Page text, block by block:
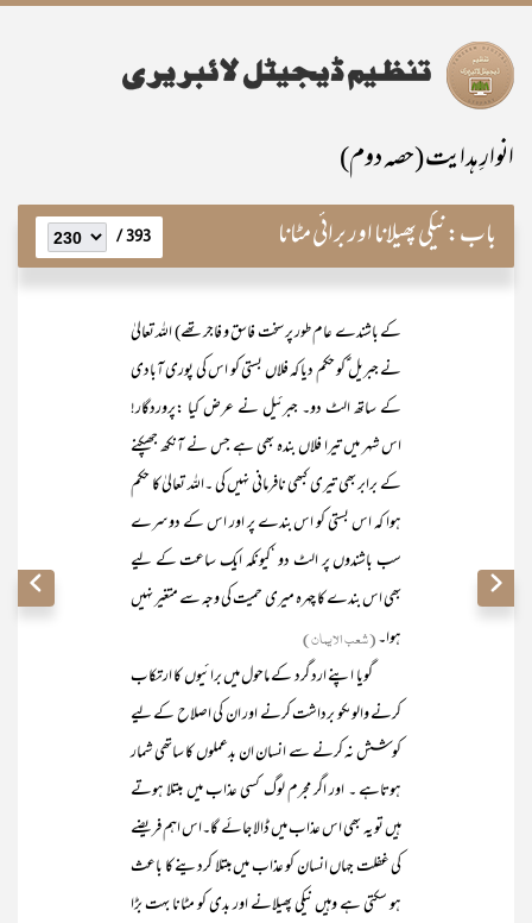
انوارِ ہدایت (حصہ دوم)
باب:نیکی پھیلانا اور برائی مٹانا 393 /
کے باشندے عام طور پر سخت فاسق و فاجر تھے) اللہ تعالیٰ
نے جبریل ؑکو حکم دیا کہ فلاں بستی کو اس کی پوری آبادی
کے ساتھ الٹ دو۔ جبرئیل نے عرض کیا :پروردگار!
اس شہر میں تیرا فلاں بندہ بھی ہے جس نے آنکھ جھپکنے
کے برابر بھی تیری کبھی نافرمانی نہیں کی ۔اللہ تعالیٰ کا حکم
ہوا کہ اس بستی کو اس بندے پر اور اس کے دوسرے
سب باشندوں پر الٹ دو ‘کیونکہ ایک ساعت کے لیے
بھی اس بندے کا چہرہ میری حمیت کی وجہ سے متغیر نہیں
ہوا۔(شعب الایمان)
گویا اپنے ارد گرد کے ماحول میں برائیوں کا ارتکاب
کرنے والوںکو برداشت کرنے اور ان کی اصلاح کے لیے
کوشش نہ کرنے سے انسان ان بدعملوں کا ساتھی شمار
ہوتاہے ۔ اور اگر مجرم لوگ کسی عذاب میں مبتلا ہوتے
ہیں تو یہ بھی اس عذاب میں ڈالا جائے گا۔اس اہم فریضے
کی غفلت جہاں انسان کو عذاب میں مبتلا کردینے کا باعث
ہو سکتی ہے وہیں نیکی پھیلانے اور بدی کو مٹانا بہت بڑا